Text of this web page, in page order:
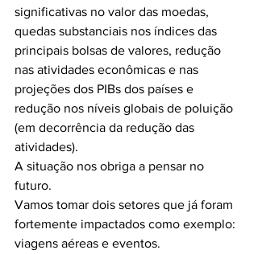
significativas no valor das moedas,
quedas substanciais nos índices das
principais bolsas de valores, redução
nas atividades econômicas e nas
projeções dos PIBs dos países e
redução nos níveis globais de poluição
(em decorrência da redução das
atividades).
A situação nos obriga a pensar no
futuro.
Vamos tomar dois setores que já foram
fortemente impactados como exemplo:
viagens aéreas e eventos.